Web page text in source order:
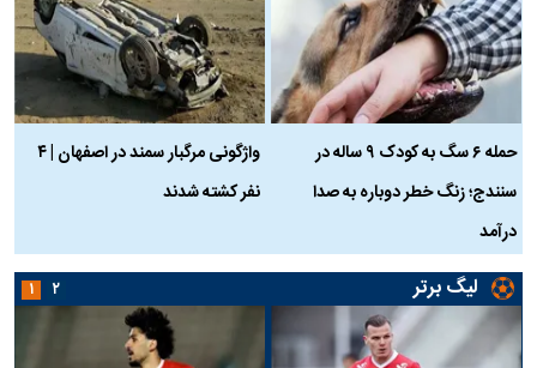
حمله ۶ سگ به کودک ۹ ساله در
سنندج؛ زنگ خطر دوباره به صدا
درآمد
واژگونی مرگبار سمند در اصفهان | ۴
نفر کشته شدند
لیگ برتر ۱ ۲